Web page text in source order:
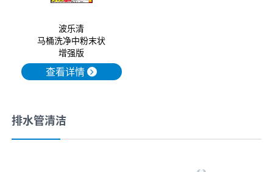
波乐清
马桶洗净中粉末状
增强版
查看详情
排水管清洁